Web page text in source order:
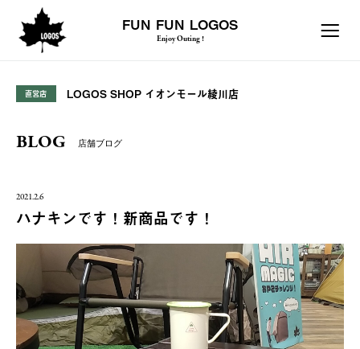
FUN FUN LOGOS
Enjoy Outing !
直営店 LOGOS SHOP イオンモール綾川店
BLOG 店舗ブログ
2021.2.6
ハナキンです！新商品です！